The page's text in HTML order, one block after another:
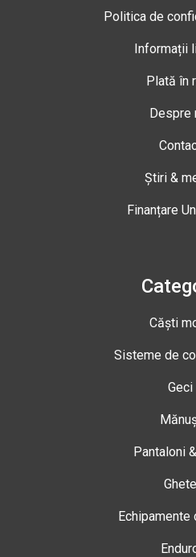
Politica de
Informații
Plată în
Despre
Știri &
Finanțare
Căști
Sisteme de
Geci
Pantaloni
Ghete
Echipamente